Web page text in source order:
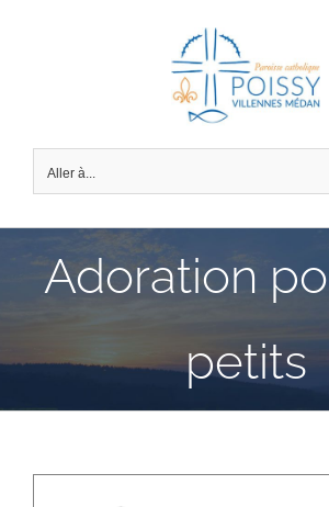
Aller à...
Adoration
petits